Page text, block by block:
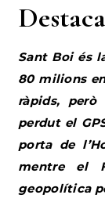
Sant Boi és
80 milions
ràpids,
perdut el
porta de
mentre el
geopolítica